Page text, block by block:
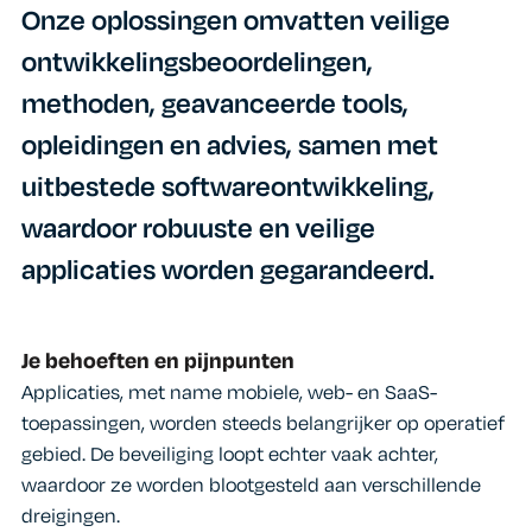
Onze oplossingen omvatten veilige
ontwikkelingsbeoordelingen,
methoden, geavanceerde tools,
opleidingen en advies, samen met
uitbestede softwareontwikkeling,
waardoor robuuste en veilige
applicaties worden gegarandeerd.
Je behoeften en pijnpunten
Applicaties, met name mobiele, web- en SaaS-
toepassingen, worden steeds belangrijker op operatief
gebied. De beveiliging loopt echter vaak achter,
waardoor ze worden blootgesteld aan verschillende
dreigingen.